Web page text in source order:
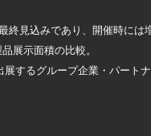
見込みであり、開催時には
展示面積の比較。
するグループ企業・パートナ